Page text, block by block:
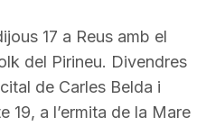
17 a Reus amb el
del Pirineu. Divendres
de Carles Belda i
19, a l’ermita de la Mare